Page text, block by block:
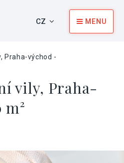
CZ MENU
Praha-východ -
vily, Praha-